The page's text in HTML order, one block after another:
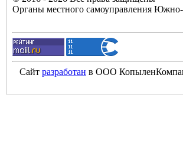
Органы местного самоуправления
Сайт разработан в ООО